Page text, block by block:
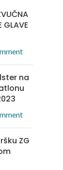
GLAVE
na
ZG